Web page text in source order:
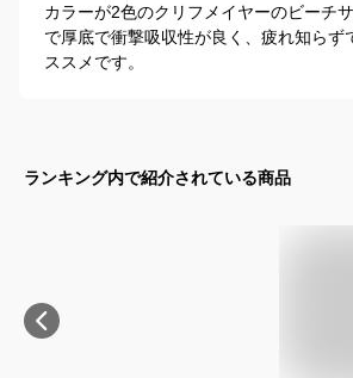
カラーが2色のクリフメイヤーのビーチ
で厚底で衝撃吸収性が良く、疲れ知らず
ススメです。
ランキング内で紹介されている商品